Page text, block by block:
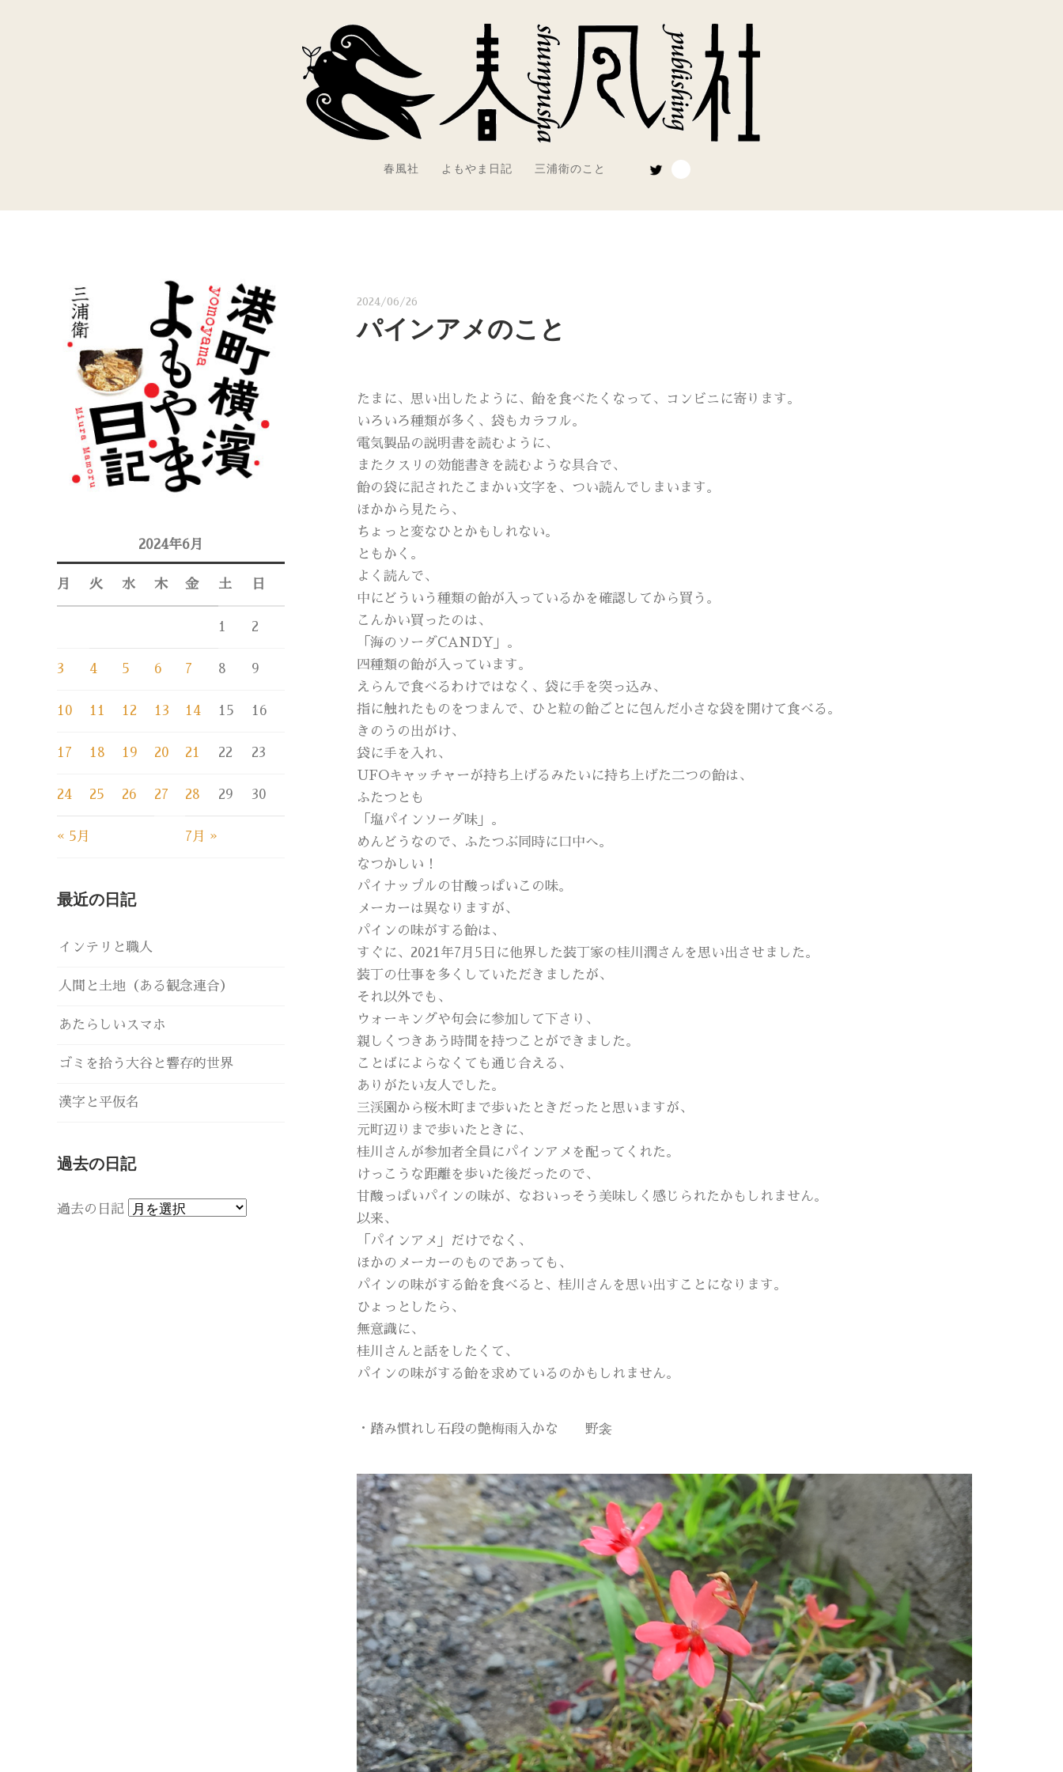
春風社 よもやま日記 三浦衛のこと
2024/06/26
パインアメのこと
たまに、思い出したように、飴を食べたくなって、コンビニに寄ります。
いろいろ種類が多く、袋もカラフル。
電気製品の説明書を読むように、
またクスリの効能書きを読むような具合で、
飴の袋に記されたこまかい文字を、つい読んでしまいます。
ほかから見たら、
ちょっと変なひとかもしれない。
ともかく。
よく読んで、
中にどういう種類の飴が入っているかを確認してから買う。
こんかい買ったのは、
「海のソーダCANDY」。
四種類の飴が入っています。
えらんで食べるわけではなく、袋に手を突っ込み、
指に触れたものをつまんで、ひと粒の飴ごとに包んだ小さな袋を開けて食べる。
きのうの出がけ、
袋に手を入れ、
UFOキャッチャーが持ち上げるみたいに持ち上げた二つの飴は、
ふたつとも
「塩パインソーダ味」。
めんどうなので、ふたつぶ同時に口中へ。
なつかしい！
パイナップルの甘酸っぱいこの味。
メーカーは異なりますが、
パインの味がする飴は、
すぐに、2021年7月5日に他界した装丁家の桂川潤さんを思い出させました。
装丁の仕事を多くしていただきましたが、
それ以外でも、
ウォーキングや句会に参加して下さり、
親しくつきあう時間を持つことができました。
ことばによらなくても通じ合える、
ありがたい友人でした。
三渓園から桜木町まで歩いたときだったと思いますが、
元町辺りまで歩いたときに、
桂川さんが参加者全員にパインアメを配ってくれた。
けっこうな距離を歩いた後だったので、
甘酸っぱいパインの味が、なおいっそう美味しく感じられたかもしれません。
以来、
「パインアメ」だけでなく、
ほかのメーカーのものであっても、
パインの味がする飴を食べると、桂川さんを思い出すことになります。
ひょっとしたら、
無意識に、
桂川さんと話をしたくて、
パインの味がする飴を求めているのかもしれません。
・踏み慣れし石段の艶梅雨入かな 野衾
2024年6月
月 火 水 木 金 土 日
« 5月 7月 »
1 2
3 4 5 6 7 8 9
10 11 12 13 14 15 16
17 18 19 20 21 22 23
24 25 26 27 28 29 30
最近の日記
インテリと職人
人間と土地（ある観念連合）
あたらしいスマホ
ゴミを拾う大谷と響存的世界
漢字と平仮名
過去の日記
過去の日記